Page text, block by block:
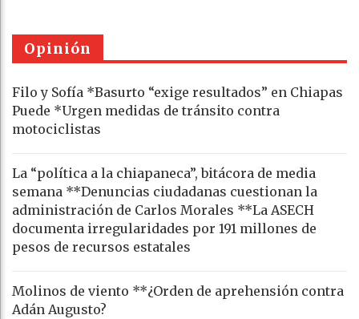
Opinión
Filo y Sofía *Basurto “exige resultados” en Chiapas
Puede *Urgen medidas de tránsito contra
motociclistas
La “política a la chiapaneca”, bitácora de media
semana **Denuncias ciudadanas cuestionan la
administración de Carlos Morales **La ASECH
documenta irregularidades por 191 millones de
pesos de recursos estatales
Molinos de viento **¿Orden de aprehensión contra
Adán Augusto?